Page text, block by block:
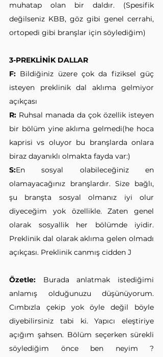
muhatap olan bir daldır. (Spesifik
değilseniz KBB, göz gibi genel cerrahi,
ortopedi gibi branşlar için söylediğim)
3-PREKLİNİK DALLAR
F: Bildiğiniz üzere çok da fiziksel güç
isteyen preklinik dal aklıma gelmiyor
açıkçası
R: Ruhsal manada da çok özellik isteyen
bir bölüm yine aklıma gelmedi(he hoca
kaprisi vs oluyor bu branşlarda onlara
biraz dayanıklı olmakta fayda var:)
S:En sosyal olabileceğiniz en
olamayacağınız branşlardır. Size bağlı,
şu branşta sosyal olmanız iyi olur
diyeceğim yok özellikle. Zaten genel
olarak sosyallik her bölümde iyidir.
Preklinik dal olarak aklıma gelen olmadı
açıkçası. Preklinik canmış cidden J
Özetle: Burada anlatmak istediğimi
anlamış olduğunuzu düşünüyorum.
Cımbızla çekip yok öyle değil böyle
diyebilirsiniz tabi ki. Yapıcı eleştiriye
açığım şahsen. Bölüm seçerken sürekli
söylediğim önce ben neyim ?